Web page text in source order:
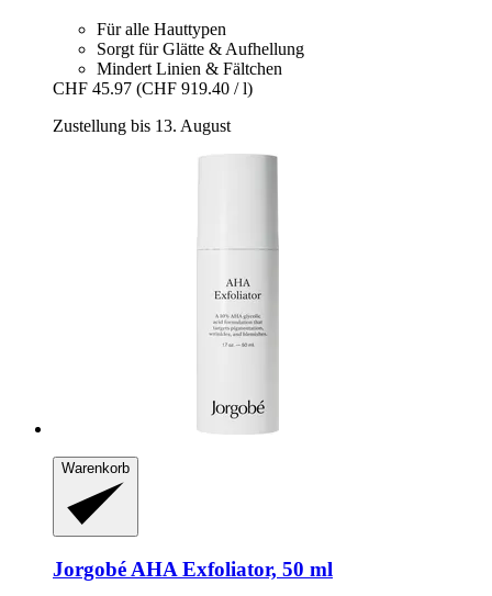
Für alle Hauttypen
Sorgt für Glätte & Aufhellung
Mindert Linien & Fältchen
CHF 45.97 (CHF 919.40 / l)
Zustellung bis 13. August
Warenkorb
Jorgobé AHA Exfoliator, 50 ml